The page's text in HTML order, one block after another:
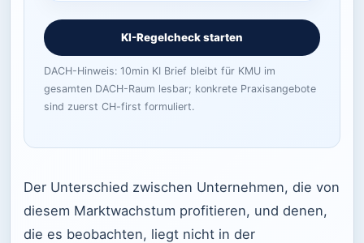
KI-Regelcheck starten
DACH-Hinweis: 10min KI Brief bleibt für KMU im
gesamten DACH-Raum lesbar; konkrete Praxisangebote
sind zuerst CH-first formuliert.
Der Unterschied zwischen Unternehmen, die von
diesem Marktwachstum profitieren, und denen,
die es beobachten, liegt nicht in der